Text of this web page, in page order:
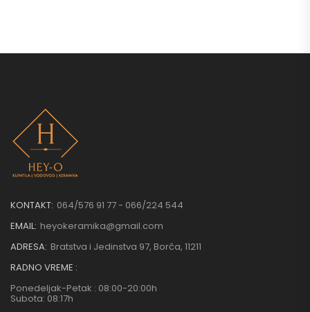
KONTAKT: 064/576 91 77 - 066/224 544
EMAIL: heyokeramika@gmail.com
ADRESA: Bratstva i Jedinstva 97, Borča, 11211
RADNO VREME :
Ponedeljak-Petak : 08:00-20:00h
Subota: 08:17h